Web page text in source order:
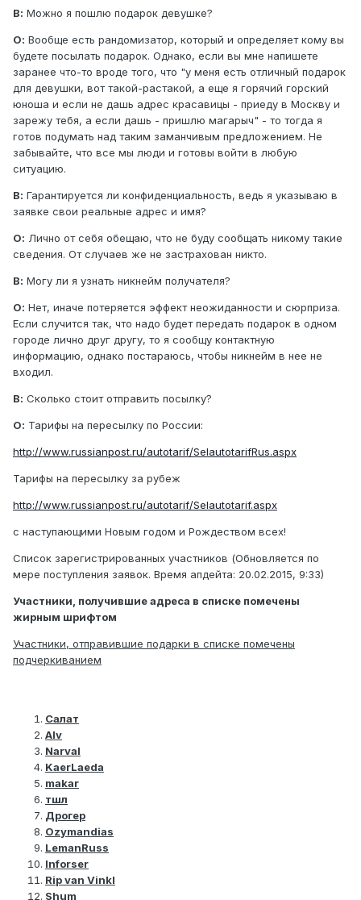
В: Можно я пошлю подарок девушке?
О: Вообще есть рандомизатор, который и определяет кому вы
будете посылать подарок. Однако, если вы мне напишете
заранее что-то вроде того, что "у меня есть отличный подарок
для девушки, вот такой-растакой, а еще я горячий горский
юноша и если не дашь адрес красавицы - приеду в Москву и
зарежу тебя, а если дашь - пришлю магарыч" - то тогда я
готов подумать над таким заманчивым предложением. Не
забывайте, что все мы люди и готовы войти в любую
ситуацию.
В: Гарантируется ли конфиденциальность, ведь я указываю в
заявке свои реальные адрес и имя?
О: Лично от себя обещаю, что не буду сообщать никому такие
сведения. От случаев же не застрахован никто.
В: Могу ли я узнать никнейм получателя?
О: Нет, иначе потеряется эффект неожиданности и сюрприза.
Если случится так, что надо будет передать подарок в одном
городе лично друг другу, то я сообщу контактную
информацию, однако постараюсь, чтобы никнейм в нее не
входил.
В: Сколько стоит отправить посылку?
О: Тарифы на пересылку по России:
http://www.russianpost.ru/autotarif/SelautotarifRus.aspx
Тарифы на пересылку за рубеж
http://www.russianpost.ru/autotarif/Selautotarif.aspx
с наступающими Новым годом и Рождеством всех!
Список зарегистрированных участников (Обновляется по
мере поступления заявок. Время апдейта: 20.02.2015, 9:33)
Участники, получившие адреса в списке помечены
жирным шрифтом
Участники, отправившие подарки в списке помечены
подчеркиванием
Салат
Alv
Narval
KaerLaeda
makar
тшл
Дрогер
Ozymandias
LemanRuss
Inforser
Rip van Vinkl
Shum